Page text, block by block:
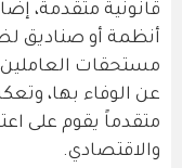
قانونية متقدمة،
أنظمة أو صناديق
مستحقات
عن الوفاء بها،
متقدماً يقوم على
والاقتصادي.